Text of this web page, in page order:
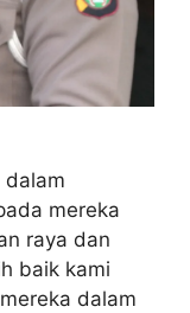
dalam
mereka
raya dan
baik kami
dalam